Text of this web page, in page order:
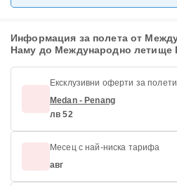
Информация за полета от
Наму до Международно летище
Ексклузивни оферти за полети
Medan - Penang
лв 52
Месец с най-ниска тарифа
авг